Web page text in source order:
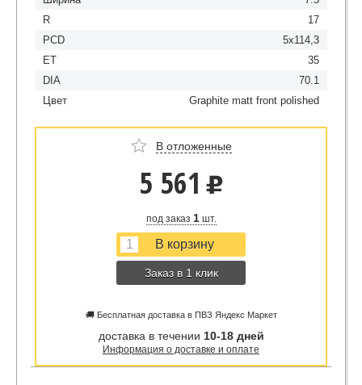
R
17
PCD
5x114,3
ET
35
DIA
70.1
Цвет
Graphite matt front polished
В отложенные
5 561 u
под заказ 1шт.
Заказ в 1 клик
🚚 Бесплатная доставка в ПВЗ Яндекс Маркет
доставка в течении 10-18 дней
Информация о доставке и оплате